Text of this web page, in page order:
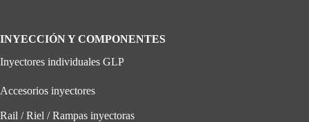
INYECCIÓN Y COMPONENTES
Inyectores individuales GLP
Accesorios inyectores
Rail / Riel / Rampas inyectoras